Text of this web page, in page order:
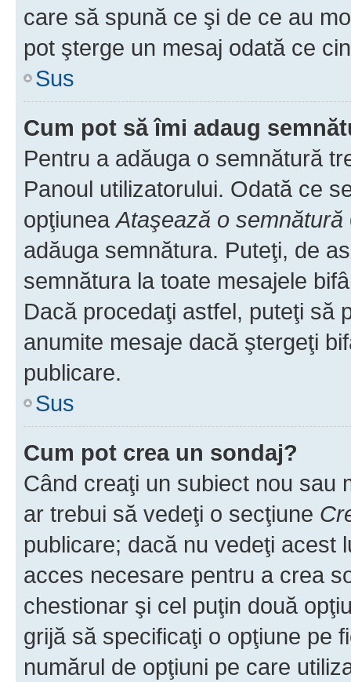
care să spună ce şi de ce au
pot şterge un mesaj odată ce
Sus
Cum pot să îmi adaug
Pentru a adăuga o semnătură
Panoul utilizatorului. Odată ce
opţiuneaAtaşează o semnătură
adăuga semnătura. Puteţi, de
semnătura la toate mesajele
Dacă procedaţi astfel, puteţi să
anumite mesaje dacă ştergeţi
publicare.
Sus
Cum pot crea un sondaj?
Când creaţi un subiect nou sau
ar trebui să vedeţi o secţiune
publicare; dacă nu vedeţi acest
acces necesare pentru a crea
chestionar şi cel puţin două
grijă să specificaţi o opţiune pe
numărul de opţiuni pe care